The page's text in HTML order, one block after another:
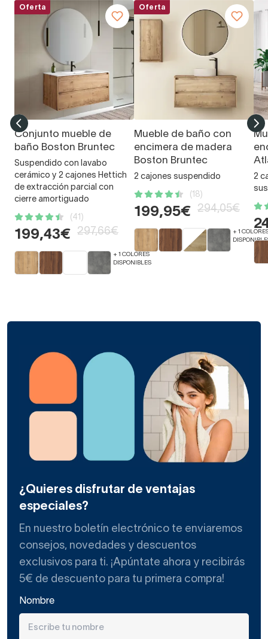
Oferta
Conjunto mueble de
baño Boston Bruntec
Suspendido con lavabo
cerámico y 2 cajones Hettich
de extracción parcial con
cierre amortiguado
(41)
199,43€ 297,66€
+ 1 COLORES
DISPONIBLES
Oferta
Mueble de baño con
encimera de madera
Boston Bruntec
2 cajones suspendido
(18)
199,95€ 294,05€
+ 1
2
¿Quieres disfrutar de ventajas
especiales?
En nuestro boletín electrónico te enviaremos
consejos, novedades y descuentos
exclusivos para ti. ¡Apúntate ahora y recibirás
5€ de descuento para tu primera compra!
Nombre